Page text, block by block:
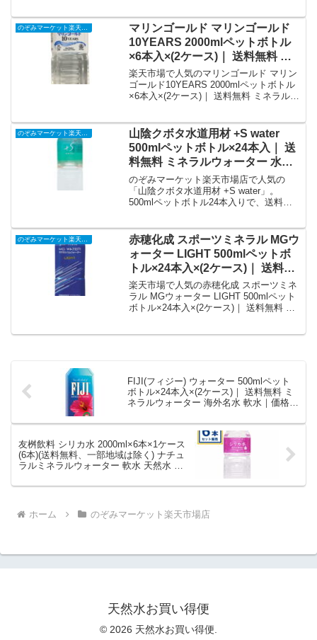
徹底解説。のぞみマーケット楽天市場店
から5,905円で販売中（送料別・ポイント
1倍）。実ユーザーレビュー0件・平均評
価0の商品情報・購入方法まとめ。
のぞみマーケット楽天市場店
マリンゴールド マリンゴールド
10YEARS 2000mlペットボトル
×6本入×(2ケース)｜ 送料無料 ミ
ネラルウォーター 海洋深層水 水
PET｜価格・送料・ポイント還元
まとめ
楽天市場で人気のマリンゴールド マリン
ゴールド10YEARS 2000mlペットボトル
×6本入×(2ケース)｜ 送料無料 ミネラルウ
6,307円で販売中（送料別・ポイント1
倍）。実ユーザーレビュー0件・平均評価
0の商品情報・購入方法まとめ。
のぞみマーケット楽天市場店
山陰クボタ水道用材 +S water
500mlペットボトル×24本入｜ 送
料無料 ミネラルウォーター 水
PET｜価格・送料・ポイント還元
まとめ
のぞみマーケット楽天市場店で人気の
「山陰クボタ水道用材 +S water」。
500mlペットボトル24本入りで、送料無
赤穂化成 スポーツミネラル MGウ
ォーター LIGHT 500mlペットボ
トル×24本入×(2ケース)｜ 送料無
料 ミネラルウォーター マグネシ
ウム 鉄 鉄分 栄養機能食品｜価
格・送料・ポイント還元まとめ
楽天市場で人気の赤穂化成 スポーツミネ
ラル MGウォーター LIGHT 500mlペット
ボトル×24本入×(2ケース)｜ 送料無料 ミ
まとめ。
FIJI(フィジー) ウォーター 500mlペット
ボトル×24本入×(2ケース)｜ 送料無料 ミ
ネラルウォーター 海外名水 軟水｜価格・
友桝飲料 シリカ水 2000ml×6本×1ケース
(6本)(送料無料、一部地域は除く) ナチュ
ラルミネラルウォーター 軟水 天然水 水
リカ ミネラル含有｜価格・送料・ポイン
ホーム
のぞみマーケット楽天市場店
天然水お買い得便
© 2026 天然水お買い得便.